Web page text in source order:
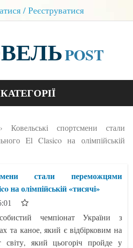
/ Реєструватися
POST
БЛОГИ
Ковельські спортсмени стали
El Clasico на олімпійській
стали переможцями
на олімпійській «тисячі»
чемпіонат України з
та каное, який є відбірковим на
світу, який цьогоріч пройде у